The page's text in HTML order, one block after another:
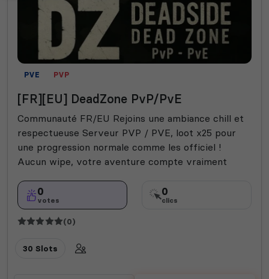
PVE PVP
[FR][EU] DeadZone PvP/PvE
Communauté FR/EU Rejoins une ambiance chill et
respectueuse Serveur PVP / PVE, loot x25 pour
une progression normale comme les officiel !
Aucun wipe, votre aventure compte vraiment
0
votes
0
clics
(0)
30 Slots